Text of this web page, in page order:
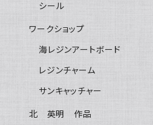
シール
ワークショップ
海レジンアートボード
レジンチャーム
サンキャッチャー
北 英明 作品